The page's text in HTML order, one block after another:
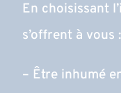
En choisissant
s’offrent à vous :
– Être inhumé